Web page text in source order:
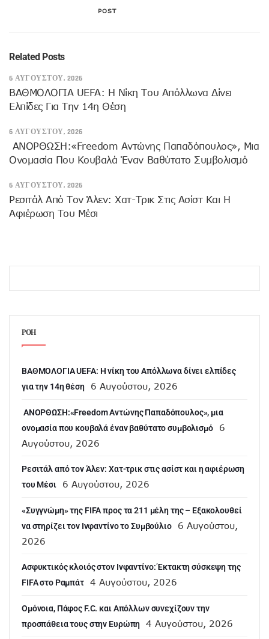
POST
Related Posts
6 ΑΥΓΟΎΣΤΟΥ, 2026
ΒΑΘΜΟΛΟΓΙΑ UEFA: Η Νίκη Του Απόλλωνα Δίνει
Ελπίδες Για Την 14η Θέση
6 ΑΥΓΟΎΣΤΟΥ, 2026
ANOΡΘΩΣΗ:«Freedom Αντώνης Παπαδόπουλος», Μια
Ονομασία Που Κουβαλά Έναν Βαθύτατο Συμβολισμό
6 ΑΥΓΟΎΣΤΟΥ, 2026
Ρεσιτάλ Από Τον Άλεν: Χατ-Τρικ Στις Ασίστ Και Η
Αφιέρωση Του Μέσι
ΡΟΗ
ΒΑΘΜΟΛΟΓΙΑ UEFA: Η νίκη του Απόλλωνα δίνει ελπίδες
για την 14η θέση
6 Αυγούστου, 2026
ANOΡΘΩΣΗ:«Freedom Αντώνης Παπαδόπουλος», μια
ονομασία που κουβαλά έναν βαθύτατο συμβολισμό
6
Αυγούστου, 2026
Ρεσιτάλ από τον Άλεν: Χατ-τρικ στις ασίστ και η αφιέρωση
του Μέσι
6 Αυγούστου, 2026
«Συγγνώμη» της FIFA προς τα 211 μέλη της – Εξακολουθεί
να στηρίζει τον Ινφαντίνο το Συμβούλιο
6 Αυγούστου,
2026
Ασφυκτικός κλοιός στον Ινφαντίνο: Έκτακτη σύσκεψη της
FIFA στο Ραμπάτ
4 Αυγούστου, 2026
Ομόνοια, Πάφος F.C. και Απόλλων συνεχίζουν την
προσπάθεια τους στην Ευρώπη
4 Αυγούστου, 2026